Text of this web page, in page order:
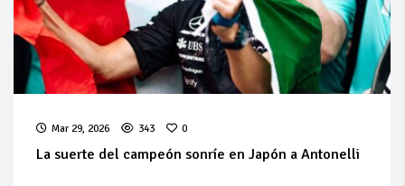
Mar 29, 2026 343 0
La suerte del campeón sonríe en Japón a Antonelli